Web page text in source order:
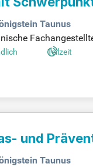
Taunus
und individuelle
Zudem
Teilzeit
und
Taunus